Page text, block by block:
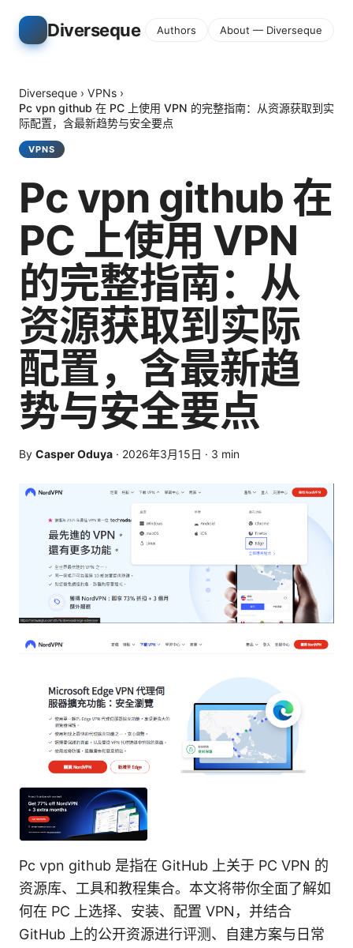
Diverseque Authors About — Diverseque
Diverseque › VPNs ›
Pc vpn github 在 PC 上使用 VPN 的完整指南：从资源获取到实
际配置，含最新趋势与安全要点
VPNS
Pc vpn github 在
PC 上使用 VPN
的完整指南：从
资源获取到实际
配置，含最新趋
势与安全要点
By Casper Oduya · 2026年3月15日 · 3 min
Pc vpn github 是指在 GitHub 上关于 PC VPN 的
资源库、工具和教程集合。本文将带你全面了解如
何在 PC 上选择、安装、配置 VPN，并结合
GitHub 上的公开资源进行评测、自建方案与日常